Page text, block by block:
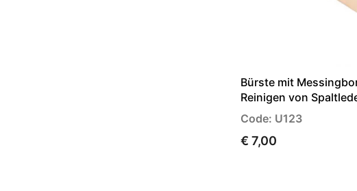
Bürste mit
Reinigen von
Code: U123
€ 7,00